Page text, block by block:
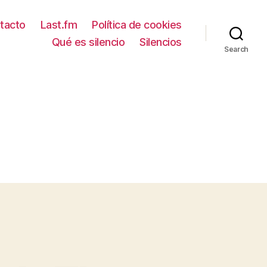
Last.fm
Política de cookies
Qué es silencio
Silencios
Search